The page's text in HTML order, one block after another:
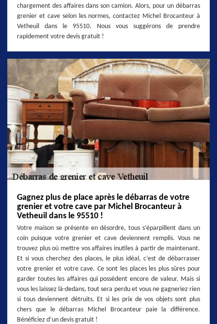
chargement des affaires dans son camion. Alors, pour un débarras
grenier et cave selon les normes, contactez Michel Brocanteur à
Vetheuil dans le 95510. Nous vous suggérons de prendre
rapidement votre devis gratuit !
Gagnez plus de place après le débarras de votre
grenier et votre cave par Michel Brocanteur à
Vetheuil dans le 95510 !
Votre maison se présente en désordre, tous s’éparpillent dans un
coin puisque votre grenier et cave deviennent remplis. Vous ne
trouvez plus où mettre vos affaires inutiles à partir de maintenant.
Et si vous cherchez des places, le plus idéal, c’est de débarrasser
votre grenier et votre cave. Ce sont les places les plus sûres pour
garder toutes les affaires qui possèdent encore de valeur. Mais si
vous les laissez là-dedans, tout sera perdu et vous ne gagneriez rien
si tous deviennent détruits. Et si les prix de vos objets sont plus
chers que le débarras Michel Brocanteur paie la différence.
Bénéficiez d’un devis gratuit !